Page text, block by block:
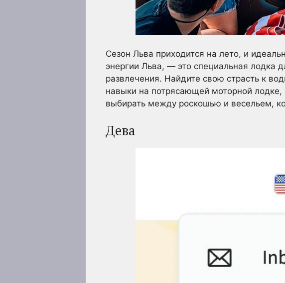
Сезон Льва приходится на лето, и
энергии Льва, — это специальная лодка
развлечения. Найдите свою страсть к
навыки на потрясающей моторной
выбирать между роскошью и весельем,
Дева